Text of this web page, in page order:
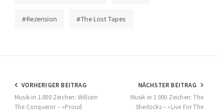
Rezension The Lost Tapes
Beitragsnavigation
VORHERIGER BEITRAG
Musik in 1.000 Zeichen: William
The Conqueror – »Proud
NÄCHSTER BEITRAG
Musik in 1.000 Zeichen: The
Sherlocks – »Live For The